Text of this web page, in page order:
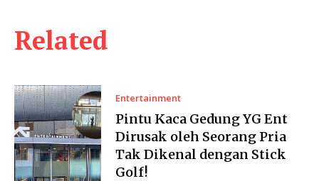
Related
Entertainment
Pintu Kaca Gedung YG Ent
Dirusak oleh Seorang Pria
Tak Dikenal dengan Stick
Golf!